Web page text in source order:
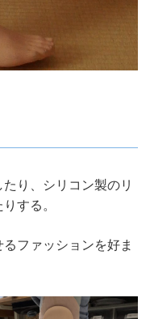
り、シリコン製のリ
する。
ファッションを好ま